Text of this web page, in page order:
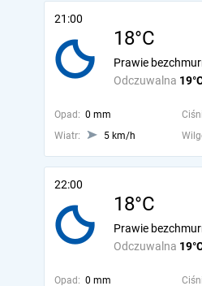
21:00
18°C
Odczuwalna
Prawie
Opad: 0 mm
Wiatr:
5 km/h
22:00
18°C
Odczuwalna
Prawie
Opad: 0 mm